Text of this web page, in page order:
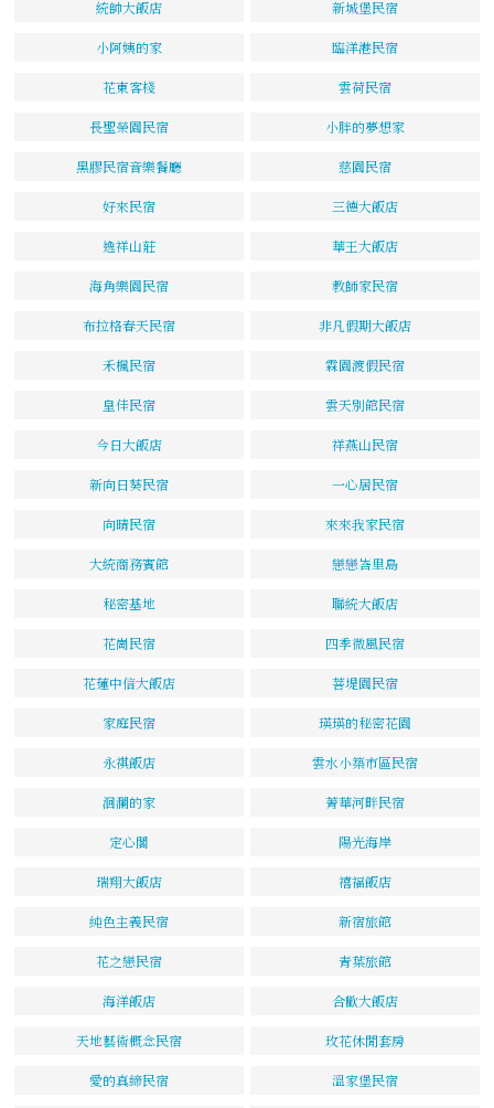
統帥大飯店 新城堡民宿
小阿姨的家 臨洋港民宿
花東客棧 雲荷民宿
長聖榮園民宿 小胖的夢想家
黑膠民宿音樂餐廳 慈園民宿
好來民宿 三德大飯店
逸祥山莊 華王大飯店
海角樂園民宿 教師家民宿
布拉格春天民宿 非凡假期大飯店
禾楓民宿 霖園渡假民宿
皇佳民宿 雲天別館民宿
今日大飯店 祥燕山民宿
新向日葵民宿 一心居民宿
向晴民宿 來來我家民宿
大統商務賓館 戀戀峇里島
秘密基地 聯統大飯店
花崗民宿 四季微風民宿
花蓮中信大飯店 菩堤園民宿
家庭民宿 瑛瑛的秘密花園
永祺飯店 雲水小築市區民宿
洄瀾的家 菁華河畔民宿
定心閣 陽光海岸
瑞翔大飯店 禧福飯店
純色主義民宿 新宿旅館
花之戀民宿 青葉旅館
海洋飯店 合歡大飯店
天地藝術概念民宿 玫花休閒套房
愛的真締民宿 溫家堡民宿